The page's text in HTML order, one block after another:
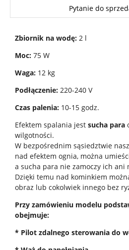
Pytanie do
Zbiornik na wodę:2 l
Moc:75 W
Waga:12 kg
Podłączenie:220-240 V
Czas palenia:10-15 godz.
Efektem spalania jest sucha para
wilgotności.
W bezpośrednim sąsiedztwie
nad efektem ognia, można
a sucha para nie zamoczy ich ani
Dzięki temu nad kominkiem
obraz lub cokolwiek innego bez
Przy zamówieniu modelu
obejmuje:
* Pilot zdalnego sterowania do